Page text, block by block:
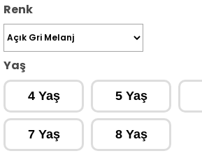
Renk
Yaş
4 Yaş 5 Yaş
7 Yaş 8 Yaş